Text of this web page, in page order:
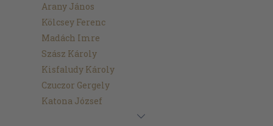
Arany János
Kölcsey Ferenc
Madách Imre
Szász Károly
Kisfaludy Károly
Czuczor Gergely
Katona József